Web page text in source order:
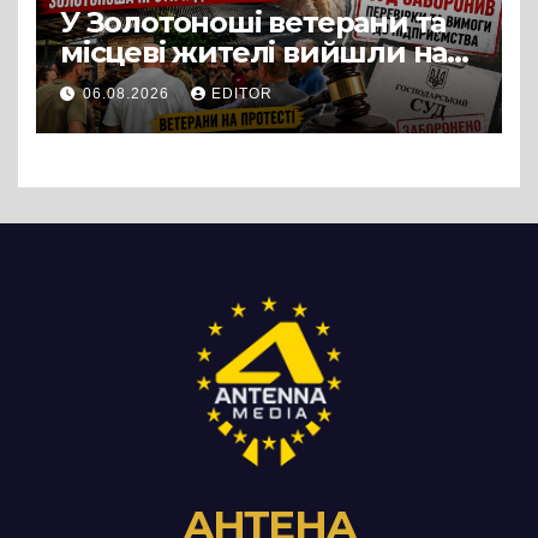
У Золотоноші ветерани та
місцеві жителі вийшли на
протест до стін
підприємства ТОВ «Омега
Три», що займається
06.08.2026 EDITOR
АНТЕНА